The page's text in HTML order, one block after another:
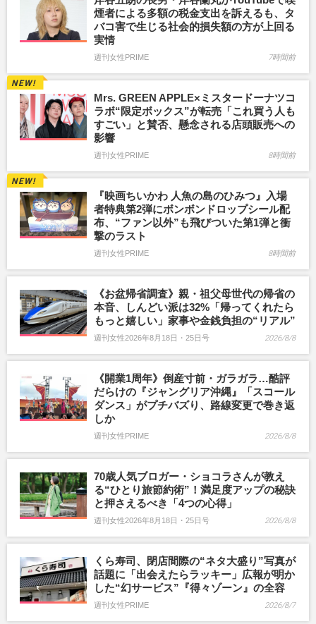
煙者による多額の税金支出を訴えるも、タ
バコ害で生じる社会的損失額の方が上回る
実情
週刊女性PRIME 7時間前
Mrs. GREEN APPLE×ミスタードーナツコ
ラボ“限定ボックス”が転売「これ買う人も
すごい」と賛否、懸念される店頭販売への
影響
週刊女性PRIME 8時間前
『映画ちいかわ 人魚の島のひみつ』入場
者特典第2弾にボンボンドロップシール配
布、“ファン以外”も飛びついた第1弾と衝
撃のラスト
週刊女性PRIME 8時間前
《お盆帰省調査》親・祖父母世代の帰省の
本音、しんどい派は32%「帰ってくれたら
もっと嬉しい」家事や金銭負担の“リアル”
週刊女性2026年8月18日・25日号 2026/8/8
《開業1周年》倒産寸前・ガラガラ…酷評
だらけの『ジャングリア沖縄』「スコール
ダンス」がプチバズり、路線変更で巻き返
しか
週刊女性PRIME 2026/8/8
70歳人気ブロガー・ショコラさんが教え
る“ひとり旅節約術”！満足度アップの秘訣
と押さえるべき「4つの心得」
週刊女性2026年8月18日・25日号 2026/8/8
くら寿司、閉店間際の“ネタ大盛り”写真が
話題に「出会えたらラッキー」広報が明か
した“幻サービス”『得々ゾーン』の全容
週刊女性PRIME 2026/8/7